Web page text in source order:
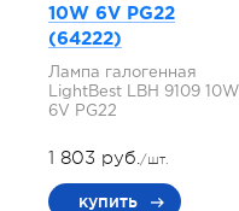
10W 6V PG22
(64222)
Лампа галогенная
LightBest LBH 9109 10W
6V PG22
1 803 руб./шт.
купить